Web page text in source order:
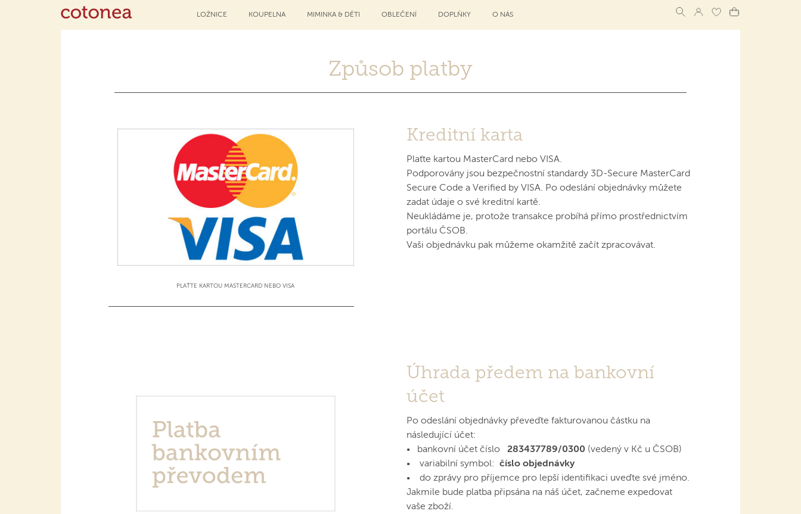
LOŽNICE KOUPELNA MIMINKA & DĚTI OBLEČENÍ DOPLŇKY O NÁS
Způsob platby
PLAŤTE KARTOU MASTERCARD NEBO VISA
Kreditní karta
Plaťte kartou MasterCard nebo VISA.
Podporovány jsou bezpečnostní standardy 3D-Secure MasterCard
Secure Code a Verified by VISA. Po odeslání objednávky můžete
zadat údaje o své kreditní kartě.
Neukládáme je, protože transakce probíhá přímo prostřednictvím
portálu ČSOB.
Vaši objednávku pak můžeme okamžitě začít zpracovávat.
Úhrada předem na bankovní
účet
Po odeslání objednávky převeďte fakturovanou částku na
následující účet:
• bankovní účet číslo 283437789/0300(vedený v Kč u ČSOB)
• variabilní symbol: číslo objednávky
• do zprávy pro příjemce pro lepší identifikaci uveďte své jméno.
Jakmile bude platba připsána na náš účet, začneme expedovat
vaše zboží.